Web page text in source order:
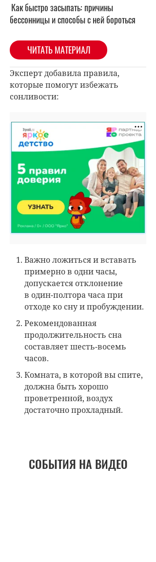
Как быстро засыпать: причины
бессонницы и способы с ней бороться
ЧИТАТЬ МАТЕРИАЛ
Эксперт добавила правила,
которые помогут избежать
сонливости:
Важно ложиться и вставать
примерно в одни часы,
допускается отклонение
в один-полтора часа при
отходе ко сну и пробуждении.
Рекомендованная
продолжительность сна
составляет шесть-восемь
часов.
Комната, в которой вы спите,
должна быть хорошо
проветренной, воздух
достаточно прохладный.
СОБЫТИЯ НА ВИДЕО